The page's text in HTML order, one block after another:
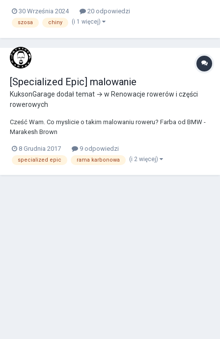
Zbudowałem swój pierwszy rower, z którego jestem bardzo
zadowolony i wkręcony, ale t...
30 Września 2024 20 odpowiedzi
szosa chiny (i 1 więcej)
[Specialized Epic] malowanie
KuksonGarage dodał temat → w Renowacje rowerów i części
rowerowych
Cześć Wam. Co myslicie o takim malowaniu roweru? Farba od BMW -
Marakesh Brown
8 Grudnia 2017 9 odpowiedzi
specialized epic rama karbonowa (i 2 więcej)